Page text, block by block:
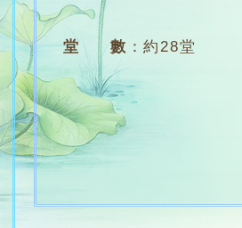
堂 數 ：約28堂